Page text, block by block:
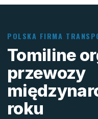
POLSKA FIRMA
Tomiline
przewozy
roku